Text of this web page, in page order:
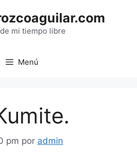
mi tiempo libre
Menú
pm por admin